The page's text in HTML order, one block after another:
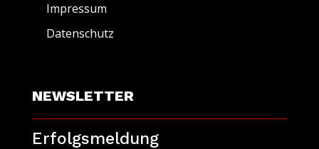
Impressum
Datenschutz
NEWSLETTER
Erfolgsmeldung